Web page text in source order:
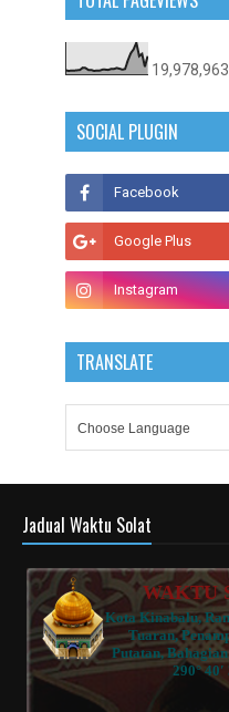
19,978,963
SOCIAL PLUGIN
TRANSLATE
Jadual Waktu Solat